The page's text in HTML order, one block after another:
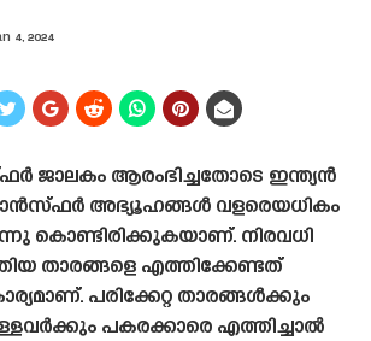
4, 2024
ജാലകം ആരംഭിച്ചതോടെ ഇന്ത്യൻ
അഭ്യൂഹങ്ങൾ വളരെയധികം
കൊണ്ടിരിക്കുകയാണ്. നിരവധി
താരങ്ങളെ എത്തിക്കേണ്ടത്
പരിക്കേറ്റ താരങ്ങൾക്കും
പകരക്കാരെ എത്തിച്ചാൽ